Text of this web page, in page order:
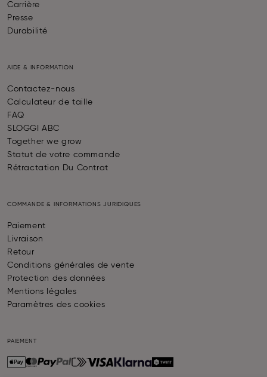
Carrière
Presse
Durabilité
AIDE & INFORMATION
Contactez-nous
Calculateur de taille
FAQ
SLOGGI ABC
Together we grow
Statut de votre commande
Rétractation Du Contrat
COMMANDE & INFORMATIONS JURIDIQUES
Paiement
Livraison
Retour
Conditions générales de vente
Protection des données
Mentions légales
Paramètres des cookies
PAIEMENT